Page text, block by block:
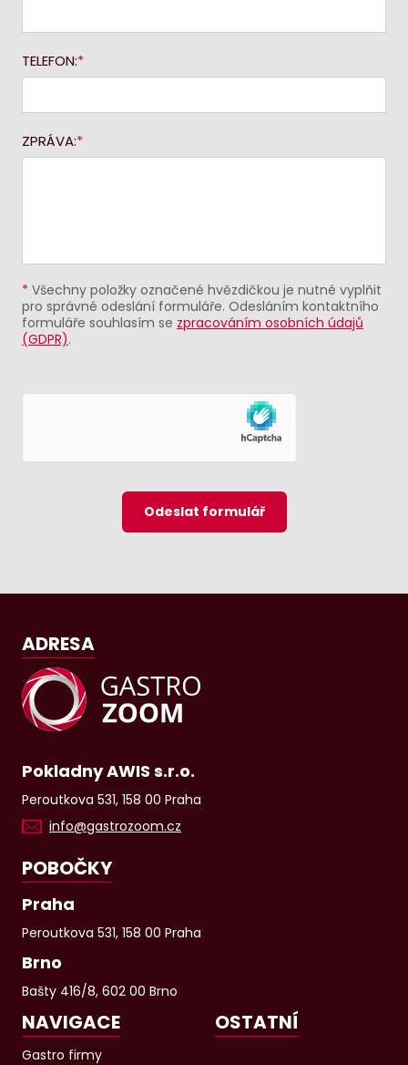
TELEFON:
ZPRÁVA:
* Všechny položky označené hvězdičkou je nutné vyplňit
pro správné odeslání formuláře. Odesláním kontaktního
formuláře souhlasím se zpracováním osobních údajů
(GDPR).
Odeslat formulář
ADRESA
Pokladny AWIS s.r.o.
Peroutkova 531, 158 00 Praha
info@gastrozoom.cz
POBOČKY
Praha
Peroutkova 531, 158 00 Praha
Brno
Bašty 416/8, 602 00 Brno
NAVIGACE
Gastro firmy
OSTATNÍ